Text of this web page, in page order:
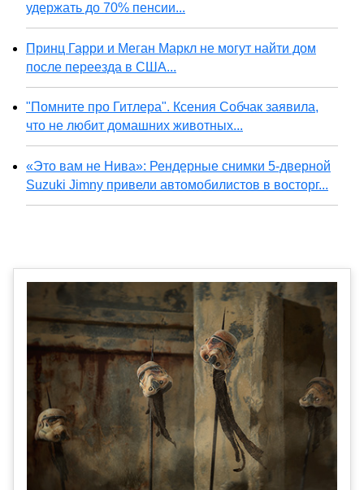
удержать до 70% пенсии...
Принц Гарри и Меган Маркл не могут найти дом
после переезда в США...
"Помните про Гитлера". Ксения Собчак заявила,
что не любит домашних животных...
«Это вам не Нива»: Рендерные снимки 5-дверной
Suzuki Jimny привели автомобилистов в восторг...